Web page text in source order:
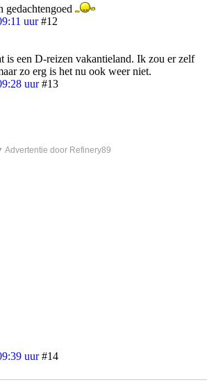
gedachtengoed
uur #12
is een D-reizen vakantieland. Ik zou er zelf
zo erg is het nu ook weer niet.
uur #13
Advertentie door Refinery89
uur #14